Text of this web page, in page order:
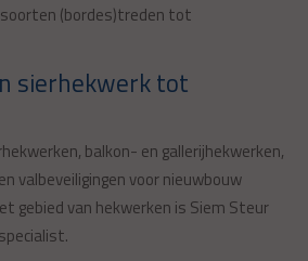
(bordes)treden tot
sierhekwerk tot
balkon- en gallerijhekwerken,
valbeveiligingen voor nieuwbouw
gebied van hekwerken is Siem Steur